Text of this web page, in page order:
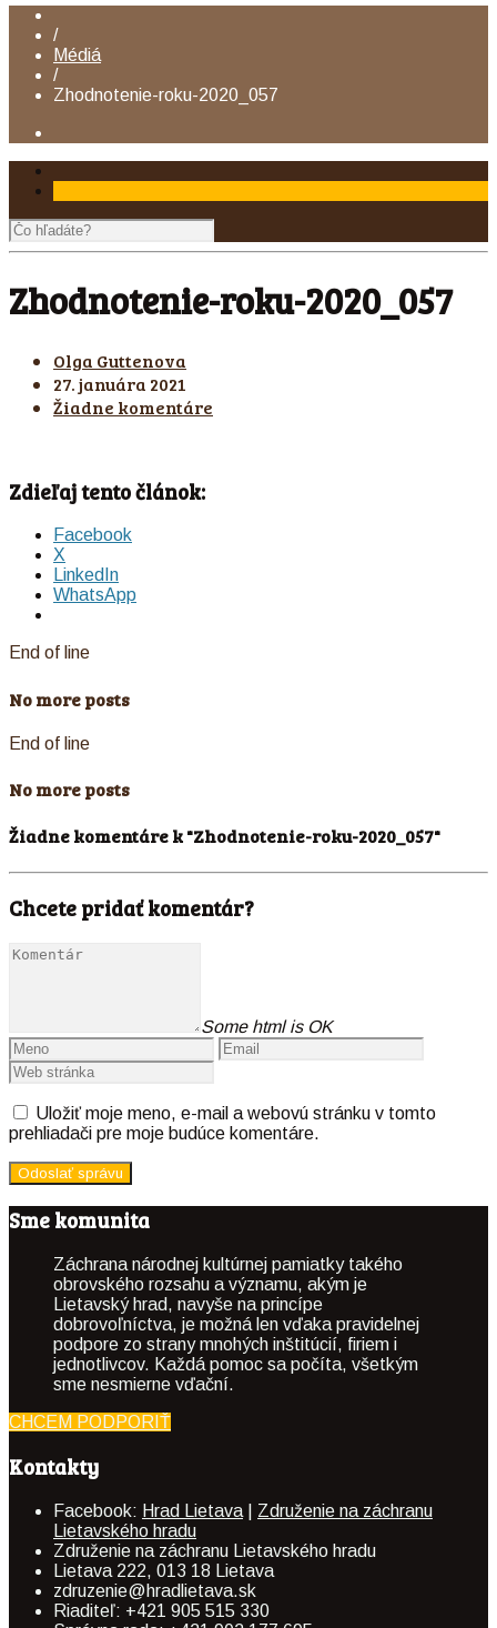
/
Médiá
/
Zhodnotenie-roku-2020_057
Zhodnotenie-roku-2020_057
Olga Guttenova
27. januára 2021
Žiadne komentáre
Zdieľaj tento článok:
Facebook
X
LinkedIn
WhatsApp
End of line
No more posts
End of line
No more posts
Žiadne komentáre k "Zhodnotenie-roku-2020_057"
Chcete pridať komentár?
Some html is OK
Uložiť moje meno, e-mail a webovú stránku v tomto
prehliadači pre moje budúce komentáre.
Sme komunita
Záchrana národnej kultúrnej pamiatky takého
obrovského rozsahu a významu, akým je
Lietavský hrad, navyše na princípe
dobrovoľníctva, je možná len vďaka pravidelnej
podpore zo strany mnohých inštitúcií, firiem i
jednotlivcov. Každá pomoc sa počíta, všetkým
sme nesmierne vďační.
CHCEM PODPORIŤ
Kontakty
Facebook: Hrad Lietava
Združenie na záchranu
Lietavského hradu
Združenie na záchranu Lietavského hradu
Lietava 222, 013 18 Lietava
zdruzenie@hradlietava.sk
Riaditeľ: +421 905 515 330